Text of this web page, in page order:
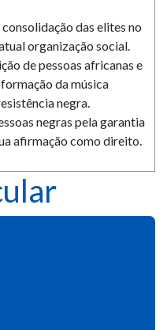
das elites no
organização social.
de pessoas africanas e
da música
negra.
negras pela garantia
afirmação como direito.